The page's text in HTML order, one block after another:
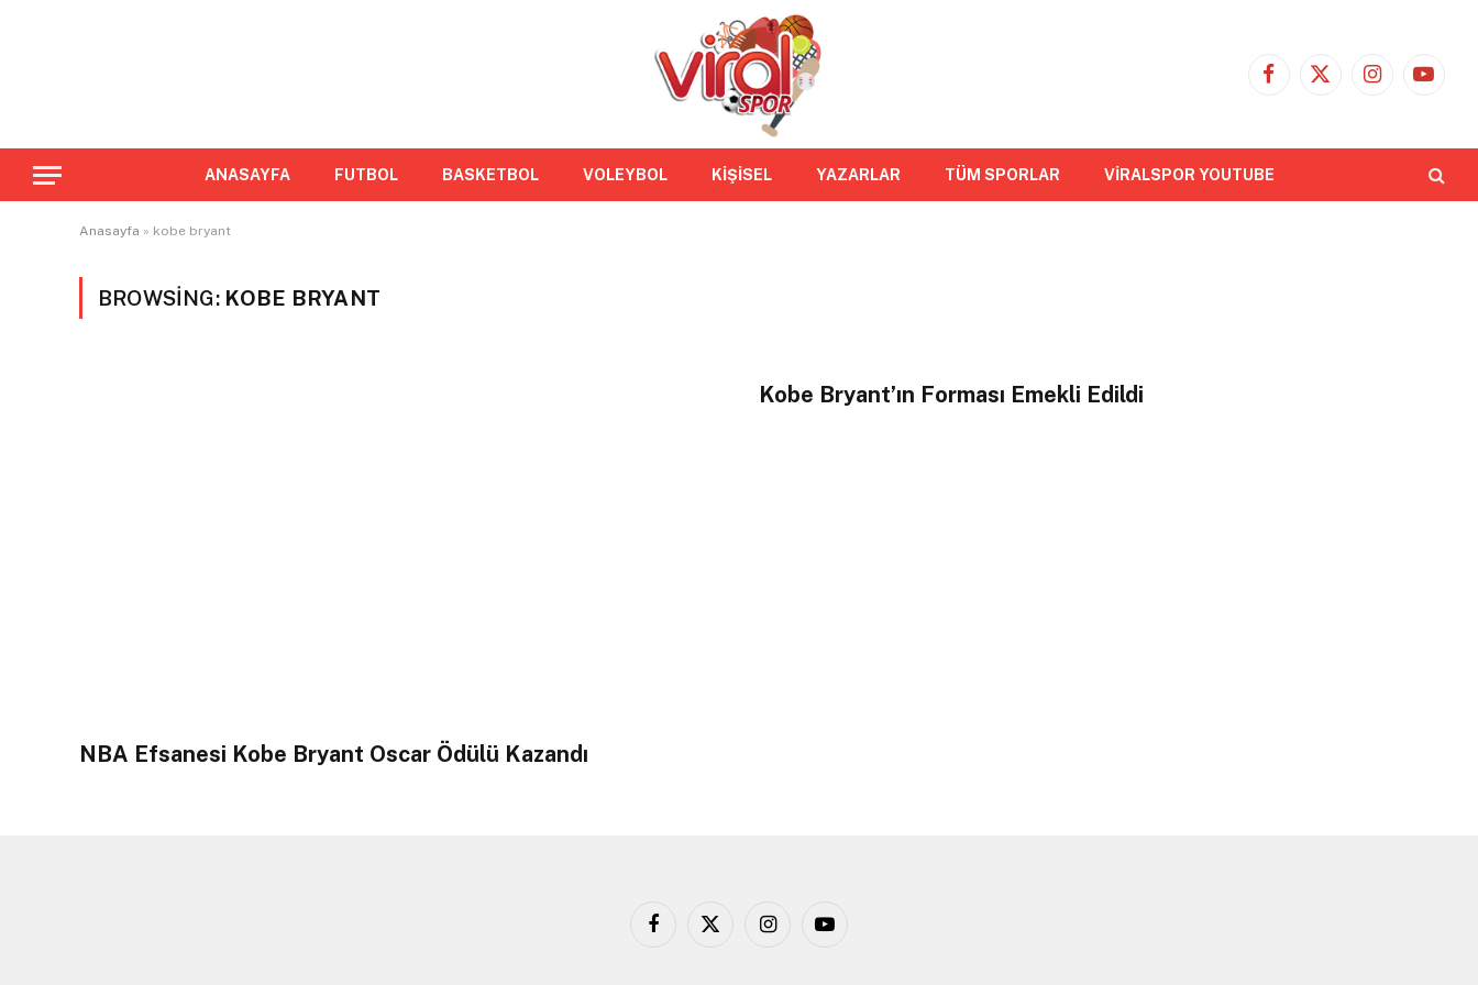
Facebook
X
Instagram
ANASAYFA FUTBOL BASKETBOL VOLEYBOL KİŞİSEL YAZARLAR TÜM SPORLAR VİRALSPOR YOUTUBE
Anasayfa » kobe bryant
BROWSING: KOBE BRYANT
NBA Efsanesi Kobe Bryant Oscar Ödülü Kazandı
Kobe Bryant’ın Forması Emekli Edildi
Facebook
X
InstagramYouTube